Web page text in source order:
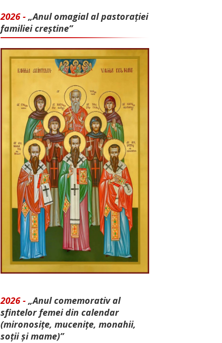
2026 - „Anul omagial al pastorației
familiei creștine”
2026 - „Anul comemorativ al
sfintelor femei din calendar
(mironosițe, mu­cenițe, monahii,
soții și mame)”